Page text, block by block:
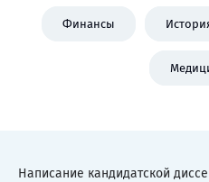
Финансы
Написание кандидатской